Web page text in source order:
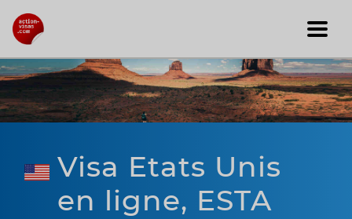
Visa Etats Unis
en ligne, ESTA